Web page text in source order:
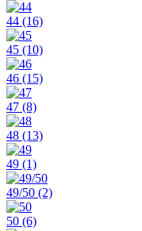
44 (16)
45 (10)
46 (15)
47 (8)
48 (13)
49 (1)
49/50 (2)
50 (6)